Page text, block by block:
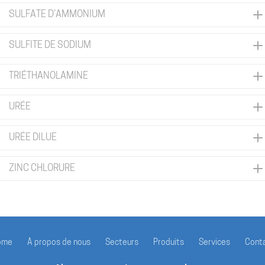
SULFATE D’AMMONIUM
SULFITE DE SODIUM
TRIÉTHANOLAMINE
URÉE
URÉE DILUE
ZINC CHLORURE
À propos de nous Secteurs Produits Services